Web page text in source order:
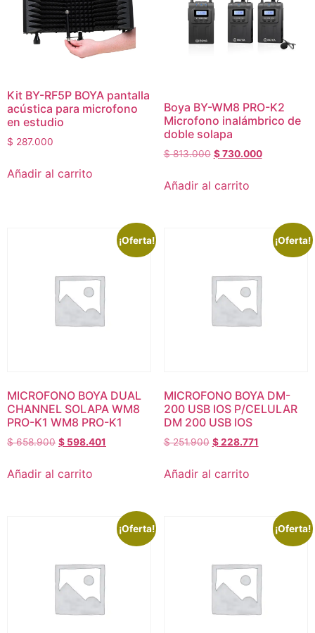
Kit BY-RF5P BOYA pantalla
acústica para microfono
en estudio
$ 287.000
Añadir al carrito
Boya BY-WM8 PRO-K2
Microfono inalámbrico de
doble solapa
$813.000 $730.000
Añadir al carrito
¡Oferta!
MICROFONO BOYA DUAL
CHANNEL SOLAPA WM8
PRO-K1 WM8 PRO-K1
$658.900 $ 598.401
Añadir al carrito
¡Oferta!
MICROFONO BOYA DM-
200 USB IOS P/CELULAR
DM 200 USB IOS
$251.900 $228.771
Añadir al carrito
¡Oferta! ¡Oferta!